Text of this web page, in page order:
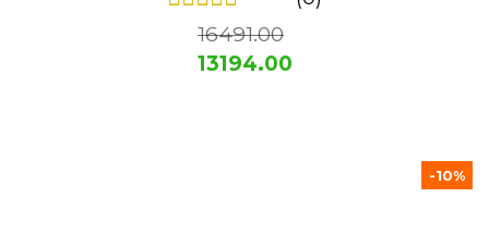
16491.00
13194.00
-10%